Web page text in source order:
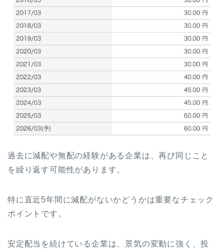
過去に減配や無配の経験がある企業は、再び同じこと
を繰り返す可能性があります。
特に直近5年間に減配がないかどうかは重要なチェック
ポイントです。
安定配当を続けている企業は、景気の変動に強く、投